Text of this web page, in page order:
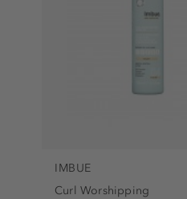
IMBUE
Curl Worshipping